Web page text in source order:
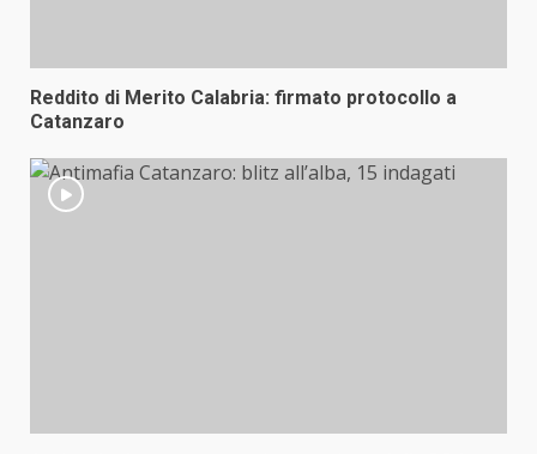
Reddito di Merito Calabria: firmato protocollo a
Catanzaro